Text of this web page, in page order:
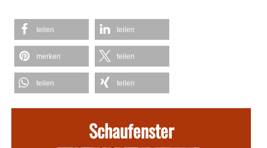
teilen teilen
merken teilen
teilen teilen
Schaufenster